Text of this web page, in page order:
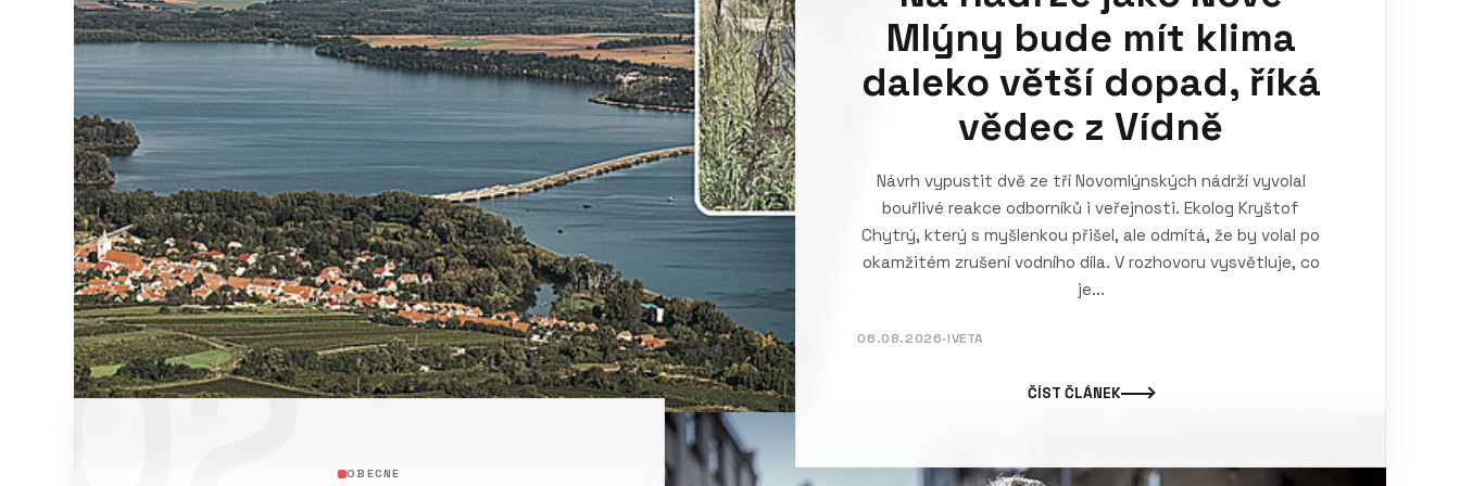
Mlýny bude mít klima
daleko větší dopad, říká
vědec z Vídně
Návrh vypustit dvě ze tří Novomlýnských nádrží vyvolal
bouřlivé reakce odborníků i veřejnosti. Ekolog Kryštof
Chytrý, který s myšlenkou přišel, ale odmítá, že by volal po
okamžitém zrušení vodního díla. V rozhovoru vysvětluje, co
je...
06.08.2026·IVETA
ČÍST ČLÁNEK
OBECNE